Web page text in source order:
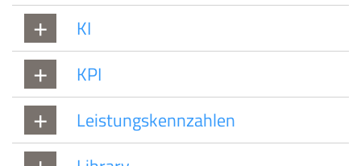
KI
KPI
Leistungskennzahlen